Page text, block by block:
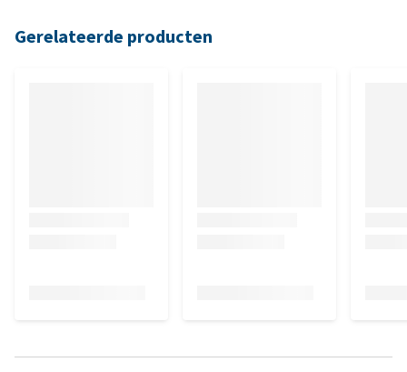
Gerelateerde producten